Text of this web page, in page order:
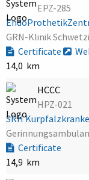
EPZ-285
GRN-Klinik
Certificate
14,0 km
HCCC
HPZ-021
SRH
Certificate
14,9 km